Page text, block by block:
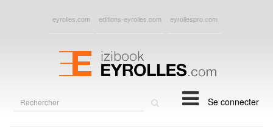
eyrolles.com editions-eyrolles.com eyrollespro.com
Se connecter